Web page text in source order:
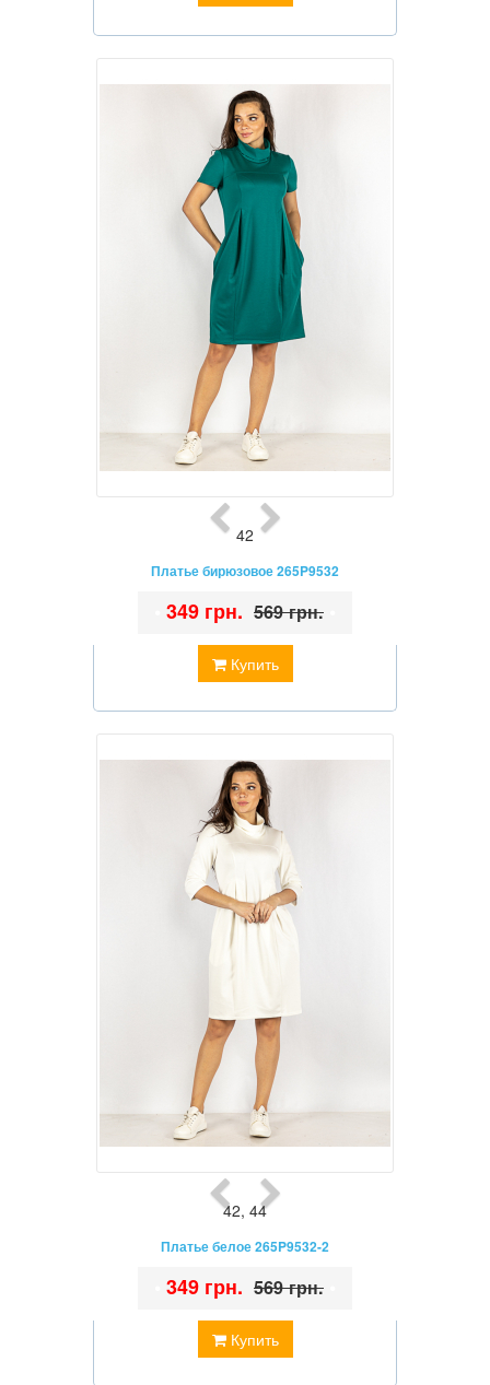
42
Платье бирюзовое 265P9532
Купить
349 грн. 569 грн.
42, 44
Платье белое 265P9532-2
Купить
349 грн. 569 грн.